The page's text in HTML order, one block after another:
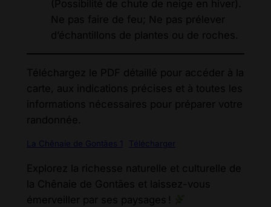
(Possibilité de chute de neige en hiver).
Ne pas faire de feu; Ne pas prélever
d’échantillons de plantes ou de roches.
Téléchargez le PDF détaillé pour accéder à la
carte, aux indications précises et à toutes les
informations nécessaires pour préparer votre
randonnée.
La Chênaie de Gontães 1 Télécharger
Explorez la richesse naturelle et culturelle de
la Chênaie de Gontães et laissez-vous
émerveiller par ses paysages !